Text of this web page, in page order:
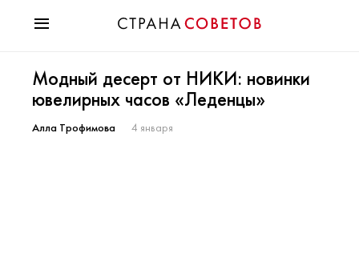
Мода
Звезды
Гороскопы
Модный десерт от НИКИ: новинки
ювелирных часов «Леденцы»
Алла Трофимова 4 января